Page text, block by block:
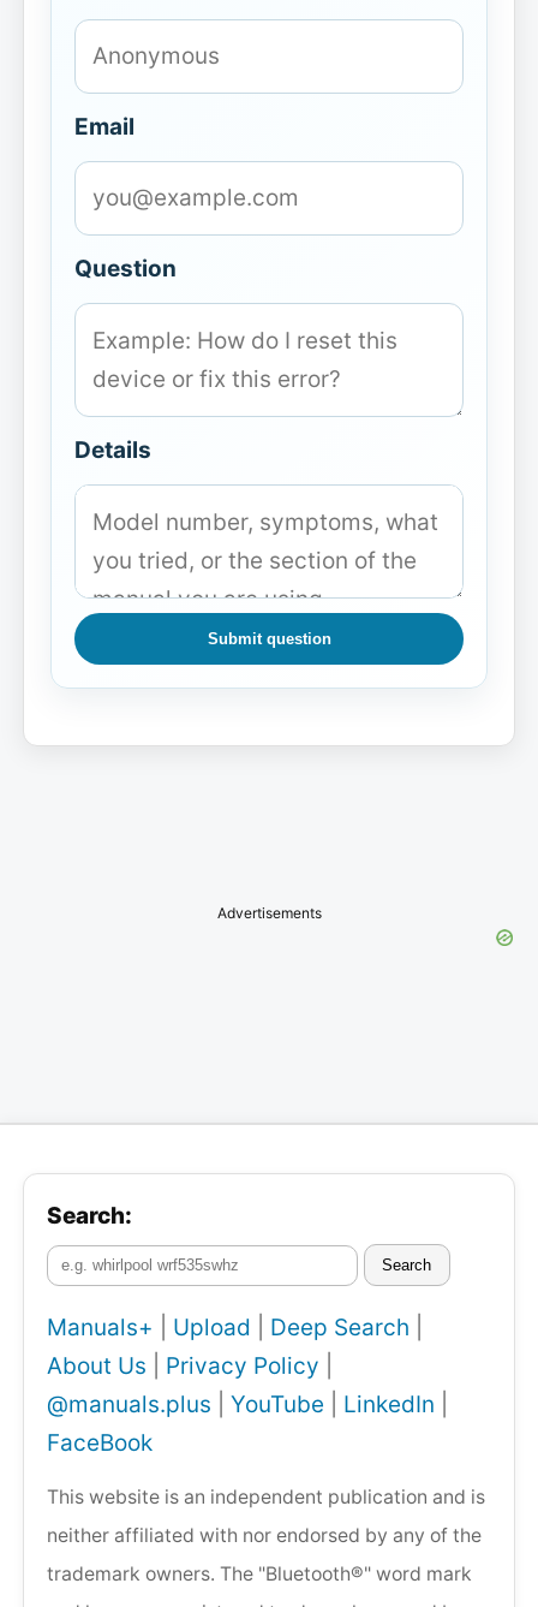
Email
Question
Details
Submit question
Advertisements
Search:
Search
Manuals+ Upload Deep Search
About Us
Privacy Policy
@manuals.plus
YouTube LinkedIn
FaceBook
This website is an independent publication and is
neither affiliated with nor endorsed by any of the
trademark owners. The "Bluetooth®" word mark